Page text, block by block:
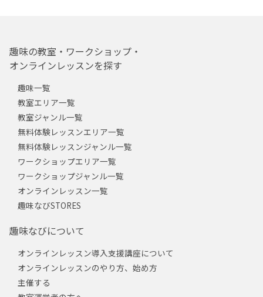
趣味の教室・ワークショップ・
オンラインレッスンを探す
趣味一覧
教室エリア一覧
教室ジャンル一覧
無料体験レッスンエリア一覧
無料体験レッスンジャンル一覧
ワークショップエリア一覧
ワークショップジャンル一覧
オンラインレッスン一覧
趣味なびSTORES
趣味なびについて
オンラインレッスン導入支援講座について
オンラインレッスンのやり方、始め方
主催する